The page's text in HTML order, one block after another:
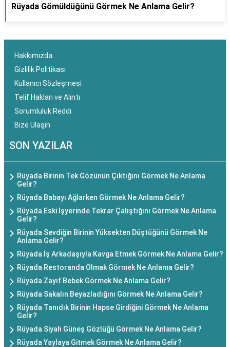
Rüyada Gömüldüğünü Görmek Ne Anlama Gelir?
Hakkımızda
Gizlilik Politikası
Kullanıcı Sözleşmesi
Telif Hakları ve Alıntı
Sorumluluk Reddi
Bize Ulaşın
SON YAZILAR
Rüyada Birinin Tek Gözünün Çıktığını Görmek Ne Anlama
Gelir?
Rüyada Babayı Ağlarken Görmek Ne Anlama Gelir?
Rüyada Eski İşyerinde Tekrar Çalıştığını Görmek Ne Anlama
Gelir?
Rüyada Sevdiğin Birinin Yüksekten Düştüğünü Görmek Ne
Anlama Gelir?
Rüyada İş Arkadaşıyla Kavga Etmek Görmek Ne Anlama Gelir?
Rüyada Restoranda Olmak Görmek Ne Anlama Gelir?
Rüyada Zayıf Bebek Görmek Ne Anlama Gelir?
Rüyada Sakalın Beyazladığını Görmek Ne Anlama Gelir?
Rüyada Tanıdık Birinin Hapse Girdiğini Görmek Ne Anlama
Gelir?
Rüyada Siyah Güneş Gözlüğü Görmek Ne Anlama Gelir?
Rüyada Yaylaya Gitmek Görmek Ne Anlama Gelir?